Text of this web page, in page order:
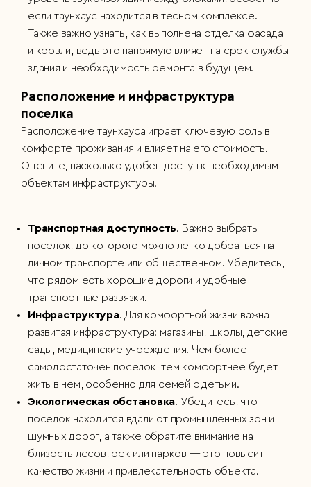
если таунхаус находится в тесном комплексе.
Также важно узнать, как выполнена отделка фасада
и кровли, ведь это напрямую влияет на срок службы
здания и необходимость ремонта в будущем.
Расположение и инфраструктура
поселка
Расположение таунхауса играет ключевую роль в
комфорте проживания и влияет на его стоимость.
Оцените, насколько удобен доступ к необходимым
объектам инфраструктуры.
Транспортная доступность. Важно выбрать
поселок, до которого можно легко добраться на
личном транспорте или общественном. Убедитесь,
что рядом есть хорошие дороги и удобные
транспортные развязки.
Инфраструктура. Для комфортной жизни важна
развитая инфраструктура: магазины, школы, детские
сады, медицинские учреждения. Чем более
самодостаточен поселок, тем комфортнее будет
жить в нем, особенно для семей с детьми.
Экологическая обстановка. Убедитесь, что
поселок находится вдали от промышленных зон и
шумных дорог, а также обратите внимание на
близость лесов, рек или парков — это повысит
качество жизни и привлекательность объекта.